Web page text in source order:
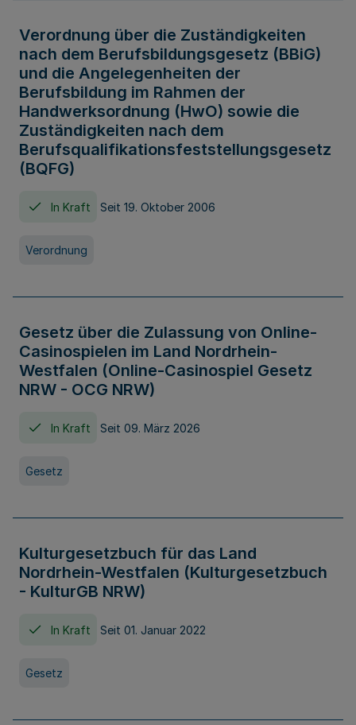
Verordnung über die Zuständigkeiten
nach dem Berufsbildungsgesetz (BBiG)
und die Angelegenheiten der
Berufsbildung im Rahmen der
Handwerksordnung (HwO) sowie die
Zuständigkeiten nach dem
Berufsqualifikationsfeststellungsgesetz
(BQFG)
In Kraft Seit 19. Oktober 2006
Verordnung
Gesetz über die Zulassung von Online-
Casinospielen im Land Nordrhein-
Westfalen (Online-Casinospiel Gesetz
NRW - OCG NRW)
In Kraft Seit 09. März 2026
Gesetz
Kulturgesetzbuch für das Land
Nordrhein-Westfalen (Kulturgesetzbuch
- KulturGB NRW)
In Kraft Seit 01. Januar 2022
Gesetz